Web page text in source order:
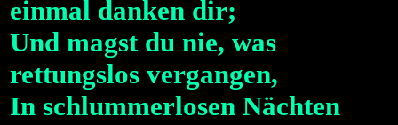
einmal danken dir;
Und magst du nie, was
rettungslos vergangen,
In schlummerlosen Nächten